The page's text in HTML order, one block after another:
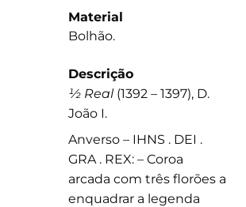
Material
Bolhão.
Descrição
½ Real (1392 – 1397), D.
João I.
Anverso – IHNS . DEI .
GRA . REX: – Coroa
arcada com três florões a
enquadrar a legenda